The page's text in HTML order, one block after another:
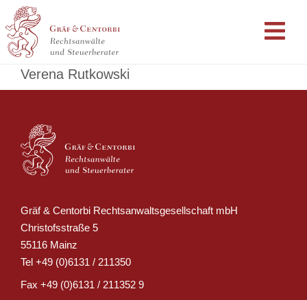
Verena Rutkowski
Gräf & Centorbi Rechtsanwaltsgesellschaft mbH
Christofsstraße 5
55116 Mainz
Tel +49 (0)6131 / 211350
Fax +49 (0)6131 / 211352 9